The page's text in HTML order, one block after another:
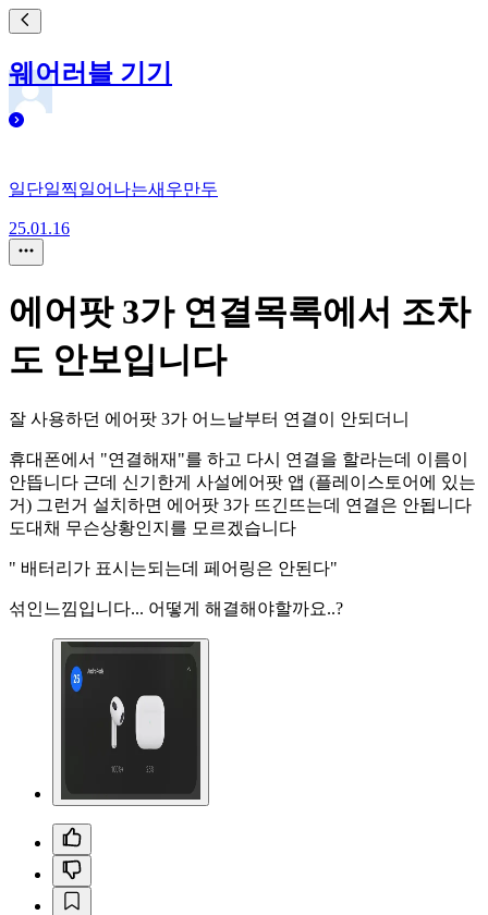
웨어러블 기기
일단일찍일어나는새우만두
25.01.16
에어팟 3가 연결목록에서 조차
도 안보입니다
잘 사용하던 에어팟 3가 어느날부터 연결이 안되더니
휴대폰에서 "연결해재"를 하고 다시 연결을 할라는데 이름이
안뜹니다 근데 신기한게 사설에어팟 앱 (플레이스토어에 있는
거) 그런거 설치하면 에어팟 3가 뜨긴뜨는데 연결은 안됩니다
도대채 무슨상황인지를 모르겠습니다
" 배터리가 표시는되는데 페어링은 안된다"
섞인느낌입니다... 어떻게 해결해야할까요..?